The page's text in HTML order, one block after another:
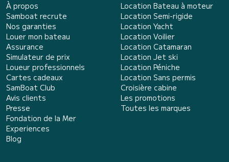
À propos
Samboat recrute
Nos garanties
Louer mon bateau
Assurance
Simulateur de prix
Loueur professionnels
Cartes cadeaux
SamBoat Club
Avis clients
Presse
Fondation de la Mer
Experiences
Blog
Location Bateau à moteur
Location Semi-rigide
Location Yacht
Location Voilier
Location Catamaran
Location Jet ski
Location Péniche
Location Sans permis
Croisière cabine
Les promotions
Toutes les marques